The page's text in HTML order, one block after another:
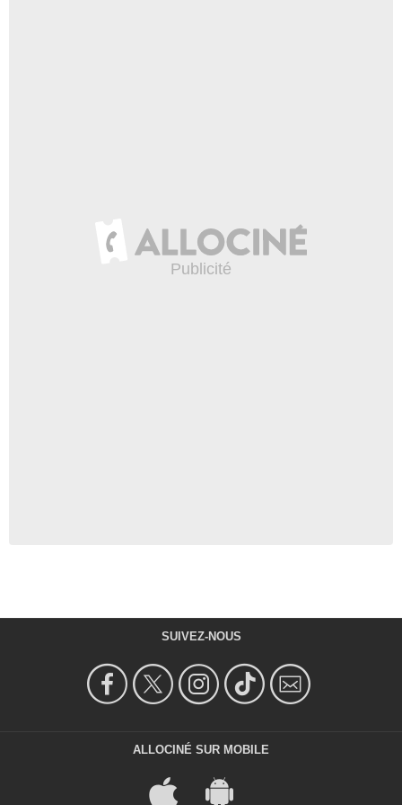
SUIVEZ-NOUS
ALLOCINÉ SUR MOBILE